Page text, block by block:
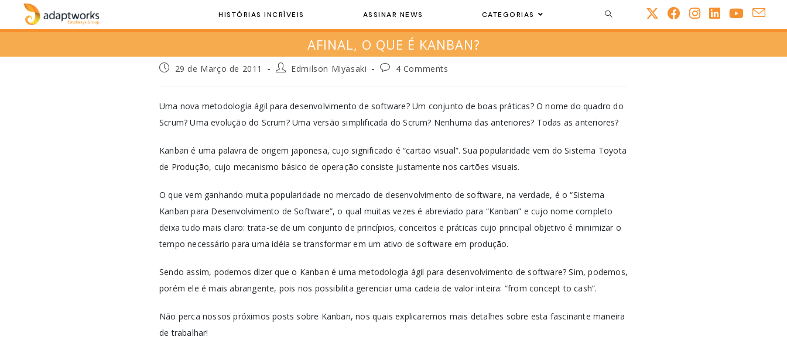
HISTÓRIAS INCRÍVEIS ASSINAR NEWS CATEGORIAS
AFINAL, O QUE É KANBAN?
29 de Março de 2011 Edmilson Miyasaki 4 Comments
Uma nova metodologia ágil para desenvolvimento de software? Um conjunto de boas práticas? O nome do quadro do
Scrum? Uma evolução do Scrum? Uma versão simplificada do Scrum? Nenhuma das anteriores? Todas as anteriores?
Kanban é uma palavra de origem japonesa, cujo significado é “cartão visual”. Sua popularidade vem do Sistema Toyota
de Produção, cujo mecanismo básico de operação consiste justamente nos cartões visuais.
O que vem ganhando muita popularidade no mercado de desenvolvimento de software, na verdade, é o “Sistema
Kanban para Desenvolvimento de Software”, o qual muitas vezes é abreviado para “Kanban” e cujo nome completo
deixa tudo mais claro: trata-se de um conjunto de princípios, conceitos e práticas cujo principal objetivo é minimizar o
tempo necessário para uma idéia se transformar em um ativo de software em produção.
Sendo assim, podemos dizer que o Kanban é uma metodologia ágil para desenvolvimento de software? Sim, podemos,
porém ele é mais abrangente, pois nos possibilita gerenciar uma cadeia de valor inteira: “from concept to cash”.
Não perca nossos próximos posts sobre Kanban, nos quais explicaremos mais detalhes sobre esta fascinante maneira
de trabalhar!